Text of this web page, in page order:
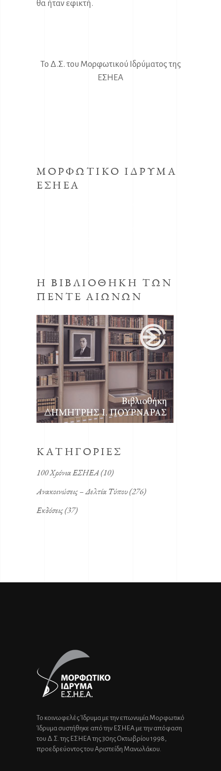
θα ήταν εφικτή.
Το Δ.Σ. του Μορφωτικού Ιδρύματος της
ΕΣΗΕΑ
ΜΟΡΦΩΤΙΚΟ ΙΔΡΥΜΑ
ΕΣΗΕΑ
Η ΒΙΒΛΙΟΘΗΚΗ ΤΩΝ
ΠΕΝΤΕ ΑΙΩΝΩΝ
KΑΤΗΓΟΡΙΕΣ
100 Χρόνια ΕΣΗΕΑ(10)
Ανακοινώσεις – Δελτία Τύπου(276)
Εκδόσεις(37)
Το κοινωφελές Ίδρυμα με την επωνυμία Μορφωτικό
Ίδρυμα συστήθηκε από την ΕΣΗΕΑ με την απόφαση
του Δ.Σ. της ΕΣΗΕΑ της 30ης Οκτωβρίου 1998,
προεδρεύοντος του Αριστείδη Μανωλάκου.